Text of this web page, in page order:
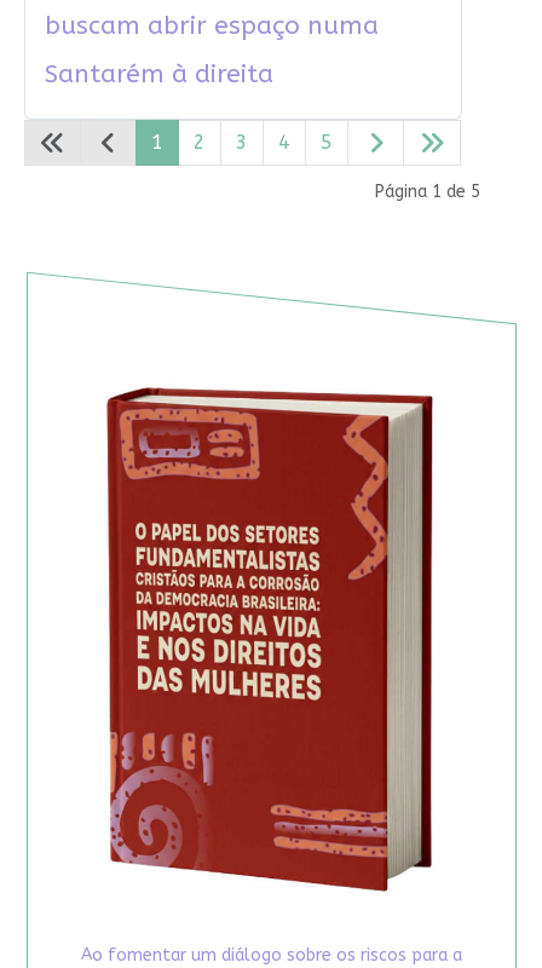
buscam abrir espaço numa
Santarém à direita
Página 1 de 5
1 2 3 4 5
Ao fomentar um diálogo sobre os riscos para a